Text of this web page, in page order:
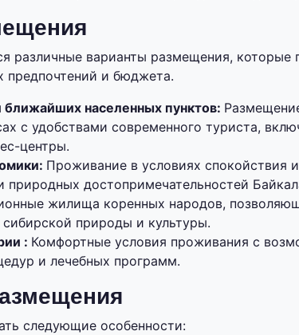
различные варианты размещения, которые
предпочтений и бюджета.
ближайших населенных пунктов:
с удобствами современного туриста,
центры.
Проживание в условиях спокойствия
природных достопримечательностей
жилища коренных народов,
природы и культуры.
: Комфортные условия проживания с
и лечебных программ.
следующие особенности: